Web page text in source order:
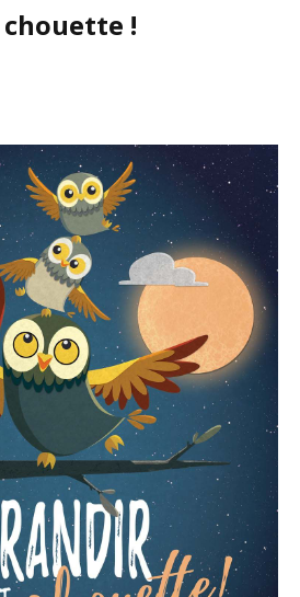
chouette !